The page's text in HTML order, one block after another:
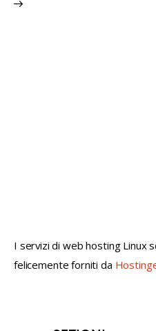
I servizi di web hosting Linux
felicemente forniti da